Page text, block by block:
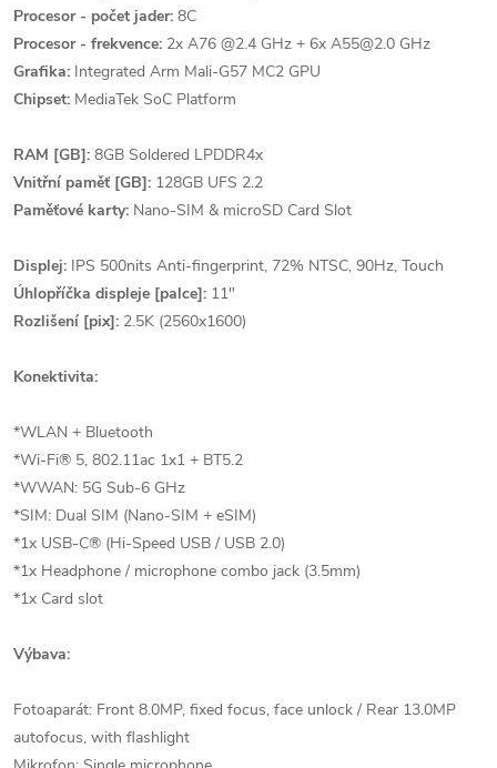
Procesor - počet jader: 8C
Procesor - frekvence: 2x A76 @2.4 GHz + 6x A55@2.0 GHz
Grafika: Integrated Arm Mali-G57 MC2 GPU
Chipset: MediaTek SoC Platform
RAM [GB]: 8GB Soldered LPDDR4x
Vnitřní paměť [GB]: 128GB UFS 2.2
Paměťové karty: Nano-SIM & microSD Card Slot
Displej: IPS 500nits Anti-fingerprint, 72% NTSC, 90Hz, Touch
Úhlopříčka displeje [palce]: 11"
Rozlišení [pix]: 2.5K (2560x1600)
Konektivita:
*WLAN + Bluetooth
*Wi-Fi® 5, 802.11ac 1x1 + BT5.2
*WWAN: 5G Sub-6 GHz
*SIM: Dual SIM (Nano-SIM + eSIM)
*1x USB-C® (Hi-Speed USB / USB 2.0)
*1x Headphone / microphone combo jack (3.5mm)
*1x Card slot
Výbava:
Fotoaparát: Front 8.0MP, fixed focus, face unlock / Rear 13.0MP
autofocus, with flashlight